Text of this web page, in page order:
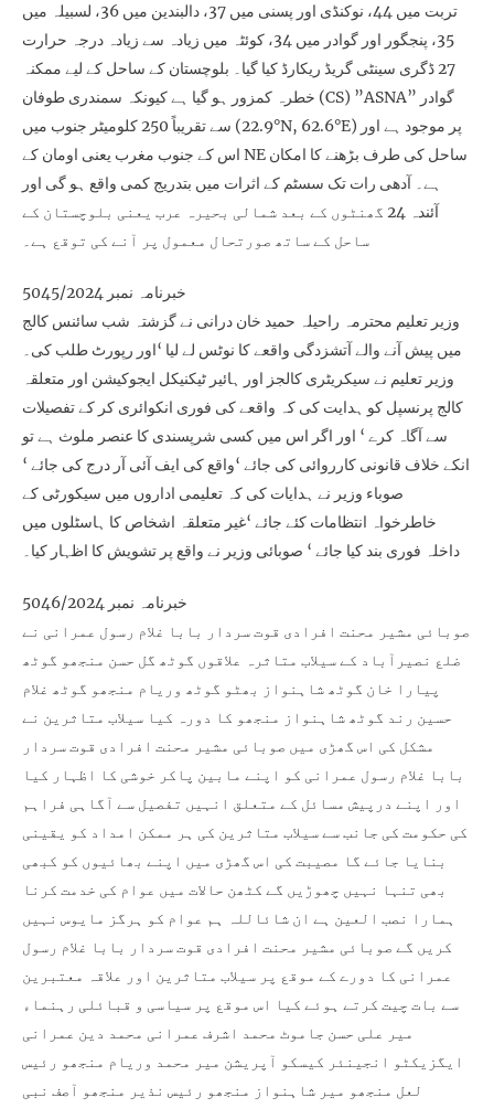
تربت میں 44، نوکنڈی اور پسنی میں 37، دالبندین میں 36، لسبیلہ میں
35، پنجگور اور گوادر میں 34، کوئٹہ میں زیادہ سے زیادہ درجہ حرارت
27 ڈگری سینٹی گریڈ ریکارڈ کیا گیا۔ بلوچستان کے ساحل کے لیے ممکنہ
خطرہ کمزور ہو گیا ہے کیونکہ سمندری طوفان (CS) ”ASNA” گوادر
سے تقریباً 250 کلومیٹر جنوب میں (22.9°N, 62.6°E) پر موجود ہے اور
اس کے جنوب مغرب یعنی اومان کے NE ساحل کی طرف بڑھنے کا امکان
ہے۔ آدھی رات تک سسٹم کے اثرات میں بتدریج کمی واقع ہو گی اور
آئندہ 24 گھنٹوں کے بعد شمالی بحیرہ عرب یعنی بلوچستان کے
ساحل کے ساتھ صورتحال معمول پر آنے کی توقع ہے۔
خبرنامہ نمبر 5045/2024
وزیر تعلیم محترمہ راحیلہ حمید خان درانی نے گزشتہ شب سائنس کالج
میں پیش آنے والے آتشزدگی واقعے کا نوٹس لے لیا ‘اور رپورٹ طلب کی۔
وزیر تعلیم نے سیکریٹری کالجز اور ہائیر ٹیکنیکل ایجوکیشن اور متعلقہ
کالج پرنسپل کو ہدایت کی کہ واقعے کی فوری انکوائری کر کے تفصیلات
سے آگاہ کرے ‘ اور اگر اس میں کسی شرپسندی کا عنصر ملوث ہے تو
انکے خلاف قانونی کارروائی کی جائے ‘واقع کی ایف آئی آر درج کی جائے ‘
صوباء وزیر نے ہدایات کی کہ تعلیمی اداروں میں سیکورٹی کے
خاطرخواہ انتظامات کئے جائے ‘غیر متعلقہ اشخاص کا ہاسٹلوں میں
داخلہ فوری بند کیا جائے ‘ صوبائی وزیر نے واقع پر تشویش کا اظہار کیا۔
خبرنامہ نمبر 5046/2024
صوبائی مشیر محنت افرادی قوت سردار بابا غلام رسول عمرانی نے
ضلع نصیرآباد کے سیلاب متاثرہ علاقوں گوٹھ گل حسن منجھو گوٹھ
پیارا خان گوٹھ شاہنواز بھٹو گوٹھ وریام منجھو گوٹھ غلام
حسین رند گوٹھ شاہنواز منجھو کا دورہ کیا سیلاب متاثرین نے
مشکل کی اس گھڑی میں صوبائی مشیر محنت افرادی قوت سردار
بابا غلام رسول عمرانی کو اپنے مابین پاکر خوشی کا اظہار کیا
اور اپنے درپیش مسائل کے متعلق انہیں تفصیل سے آگاہی فراہم
کی حکومت کی جانب سے سیلاب متاثرین کی ہر ممکن امداد کو یقینی
بنایا جائے گا مصیبت کی اس گھڑی میں اپنے بھائیوں کو کبھی
بھی تنہا نہیں چھوڑیں گے کٹھن حالات میں عوام کی خدمت کرنا
ہمارا نصب العین ہے ان شائاللہ ہم عوام کو ہرگز مایوس نہیں
کریں گے صوبائی مشیر محنت افرادی قوت سردار بابا غلام رسول
عمرانی کا دورے کے موقع پر سیلاب متاثرین اور علاقہ معتبرین
سے بات چیت کرتے ہوئے کیا اس موقع پر سیاسی و قبائلی رہنماء
میر علی حسن جاموٹ محمد اشرف عمرانی محمد دین عمرانی
ایگزیکٹو انجینئر کیسکو آپریشن میر محمد وریام منجھو رئیس
لعل منجھو میر شاہنواز منجھو رئیس نذیر منجھو آصف نبی